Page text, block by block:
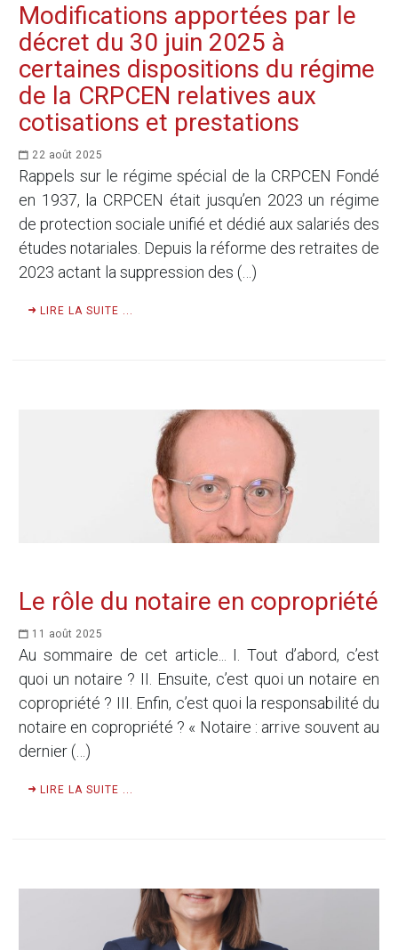
Modifications apportées par le
décret du 30 juin 2025 à
certaines dispositions du régime
de la CRPCEN relatives aux
cotisations et prestations
22 août 2025
Rappels sur le régime spécial de la CRPCEN Fondé
en 1937, la CRPCEN était jusqu’en 2023 un régime
de protection sociale unifié et dédié aux salariés des
études notariales. Depuis la réforme des retraites de
2023 actant la suppression des (…)
LIRE LA SUITE ...
Le rôle du notaire en copropriété
11 août 2025
Au sommaire de cet article... I. Tout d’abord, c’est
quoi un notaire ? II. Ensuite, c’est quoi un notaire en
copropriété ? III. Enfin, c’est quoi la responsabilité du
notaire en copropriété ? « Notaire : arrive souvent au
dernier (…)
LIRE LA SUITE ...